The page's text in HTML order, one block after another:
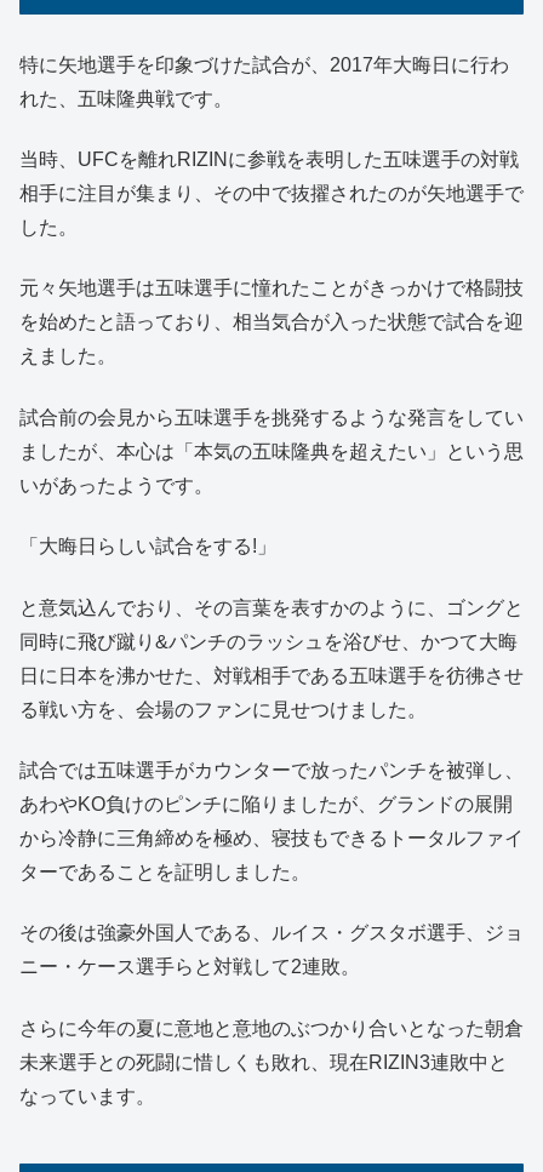
特に矢地選手を印象づけた試合が、2017年大晦日に行わ
れた、五味隆典戦です。
当時、UFCを離れRIZINに参戦を表明した五味選手の対戦
相手に注目が集まり、その中で抜擢されたのが矢地選手で
した。
元々矢地選手は五味選手に憧れたことがきっかけで格闘技
を始めたと語っており、相当気合が入った状態で試合を迎
えました。
試合前の会見から五味選手を挑発するような発言をしてい
ましたが、本心は「本気の五味隆典を超えたい」という思
いがあったようです。
「大晦日らしい試合をする!」
と意気込んでおり、その言葉を表すかのように、ゴングと
同時に飛び蹴り&パンチのラッシュを浴びせ、かつて大晦
日に日本を沸かせた、対戦相手である五味選手を彷彿させ
る戦い方を、会場のファンに見せつけました。
試合では五味選手がカウンターで放ったパンチを被弾し、
あわやKO負けのピンチに陥りましたが、グランドの展開
から冷静に三角締めを極め、寝技もできるトータルファイ
ターであることを証明しました。
その後は強豪外国人である、ルイス・グスタボ選手、ジョ
ニー・ケース選手らと対戦して2連敗。
さらに今年の夏に意地と意地のぶつかり合いとなった朝倉
未来選手との死闘に惜しくも敗れ、現在RIZIN3連敗中と
なっています。